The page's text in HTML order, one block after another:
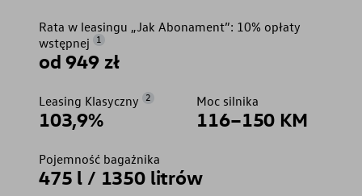
Rata w leasingu „Jak Abonament”: 10% opłaty
wstępnej
1
od 949 zł
Leasing Klasyczny 2
103,9%
Moc silnika
116–150 KM
Pojemność bagażnika
475 l / 1350 litrów